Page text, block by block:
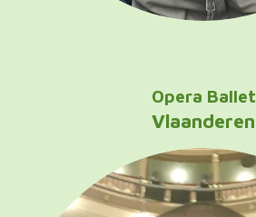
Opera Ballet
Vlaanderen